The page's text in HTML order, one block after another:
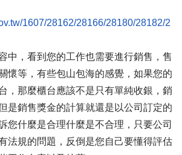
1607/28162/28166/28180/28182/2
中，看到您的工作也需要進行銷售，售
懷等，有些包山包海的感覺，如果您的
，那麼櫃台應該不是只有單純收銀，銷
是銷售獎金的計算就還是以公司訂定的
您什麼是合理什麼是不合理，只要公司
法規的問題，反倒是您自己要懂得評估